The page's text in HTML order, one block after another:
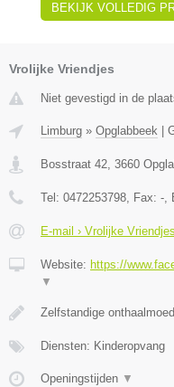
BEKIJK VOLLEDIG
Vrolijke Vriendjes
Niet gevestigd in de
Limburg » Opglabbeek
Bosstraat 42, 3660
Tel: 0472253798, Fax: -,
E-mail › Vrolijke Vriendjes
Website: https://
▼
Zelfstandige
Diensten: Kinderopvang
Openingstijden ▼